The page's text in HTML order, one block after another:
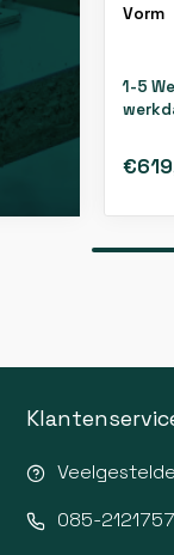
Vorm
1-5
085-2121757